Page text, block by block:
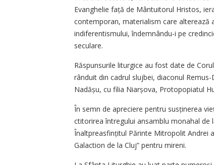
Evanghelie față de Mântuitorul Hristos,
contemporan, materialism care alterează
indiferentismului, îndemnându-i pe
seculare.
Răspunsurile liturgice au fost date de
rânduit din cadrul slujbei, diaconul
Nadășu, cu filia Niarșova, Protopopiatul
În semn de apreciere pentru susținerea
ctitorirea întregului ansamblu monahal de
Înaltpreasfințitul Părinte Mitropolit Andrei
Galaction de la Cluj” pentru mireni.